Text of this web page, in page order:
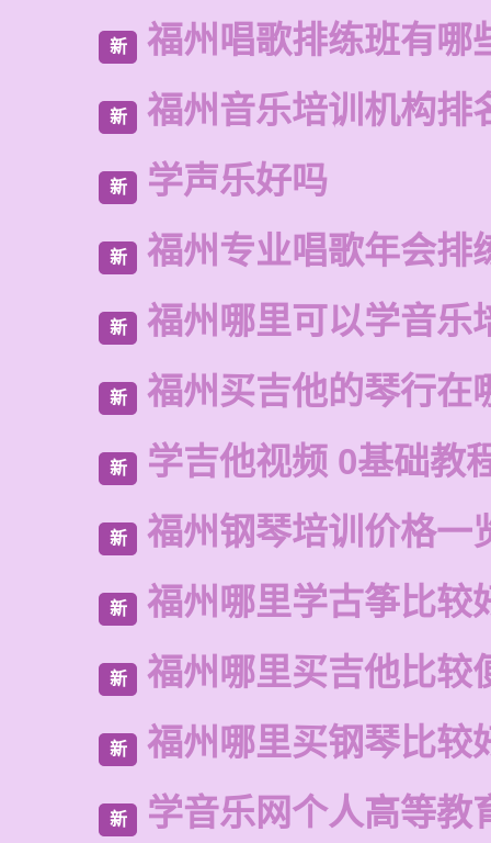
新 福州唱歌排练班有哪
新 福州音乐培训机构排
新 学声乐好吗
新 福州专业唱歌年会排
新 福州哪里可以学音乐
新 福州买吉他的琴行在
新 学吉他视频 0基础教
新 福州钢琴培训价格一
新 福州哪里学古筝比较
新 福州哪里买吉他比较
新 福州哪里买钢琴比较
新 学音乐网个人高等教